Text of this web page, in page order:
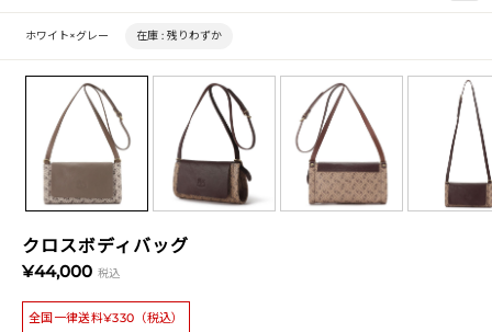
クロスボディバッグ
¥44,000 税込
全国一律送料¥330（税込）
ホワイト×グレー 在庫 : 残りわずか